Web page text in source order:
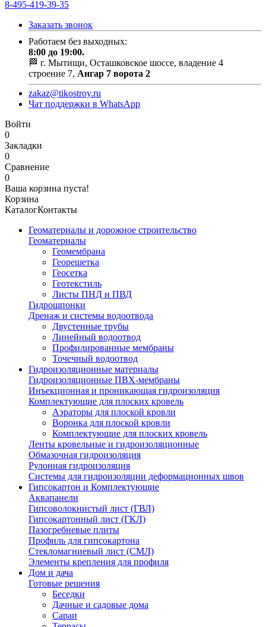
8-495-419-39-35
Заказать звонок
Работаем без выходных:
8:00 до 19:00.
🏁 г. Мытищи, Осташковское шоссе, владение 4
строение 7, Ангар 7 ворота 2
zakaz@tikostroy.ru
Чат поддержки в WhatsApp
Войти
0
Закладки
0
Сравнение
0
Ваша корзина пуста!
Корзина
КаталогКонтакты
Геоматериалы и дорожное строительство
Геоматериалы
Геомембрана
Георешетка
Геосетка
Геотекстиль
Листы ПНД и ПВД
Гидрошпонки
Дренаж и системы водоотвода
Двустенные трубы
Линейный водоотвод
Профилированные мембраны
Точечный водоотвод
Гидроизоляционные материалы
Гидроизоляционные ПВХ-мембраны
Инъекционная и проникающая гидроизоляция
Комплектующие для плоских кровель
Аэраторы для плоской кровли
Воронка для плоской кровли
Комплектующие для плоских кровель
Ленты кровельные и гидроизоляционные
Обмазочная гидроизоляция
Рулонная гидроизоляция
Системы для гидроизоляции деформационных швов
Гипсокартон и Комплектующие
Аквапанели
Гипсоволокнистый лист (ГВЛ)
Гипсокартонный лист (ГКЛ)
Пазогребневые плиты
Профиль для гипсокартона
Стекломагниевый лист (СМЛ)
Элементы крепления для профиля
Дом и дача
Готовые решения
Беседки
Дачные и садовые дома
Сараи